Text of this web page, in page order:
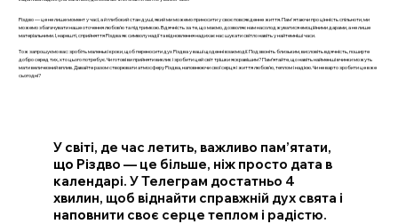
Різдво — це не лише момент у часі, а й глибокий стан душі, який ми можемо приносити у своє повсякденне життя. Пам'ятаючи про цінність спільноти, ми
можемо збагачувати наше оточення любов’ю та підтримкою. Вдячність за те, що маємо, дозволяє нам насолоджуватися емоційними дарами, а не лише
матеріальними. І, нарешті, сприйняття Різдва як символу надії та відновлення надихає нас шукати світло навіть у найтемніші часи.
Тож запрошуємо вас: зробіть маленькі кроки, щоб переносити дух Різдва у ваші щоденні взаємодії. Подзвоніть близьким, висловіть вдячність, поширте
добро серед тих, хто цього потребує. Чи готові ви прийняти виклик і зробити цей світ трішки яскравішим? Пам’ятайте, що навіть найменші вчинки можуть
мати величезний вплив. Давайте разом створювати атмосферу Різдва, наповнюючи свої серця і життя любов’ю, теплом і надією. Чи не варто зробити це вже
сьогодні?
У світі, де час летить, важливо пам’ятати,
що Різдво — це більше, ніж просто дата в
календарі. У Телеграм достатньо 4
хвилин, щоб віднайти справжній дух свята і
наповнити своє серце теплом і радістю.